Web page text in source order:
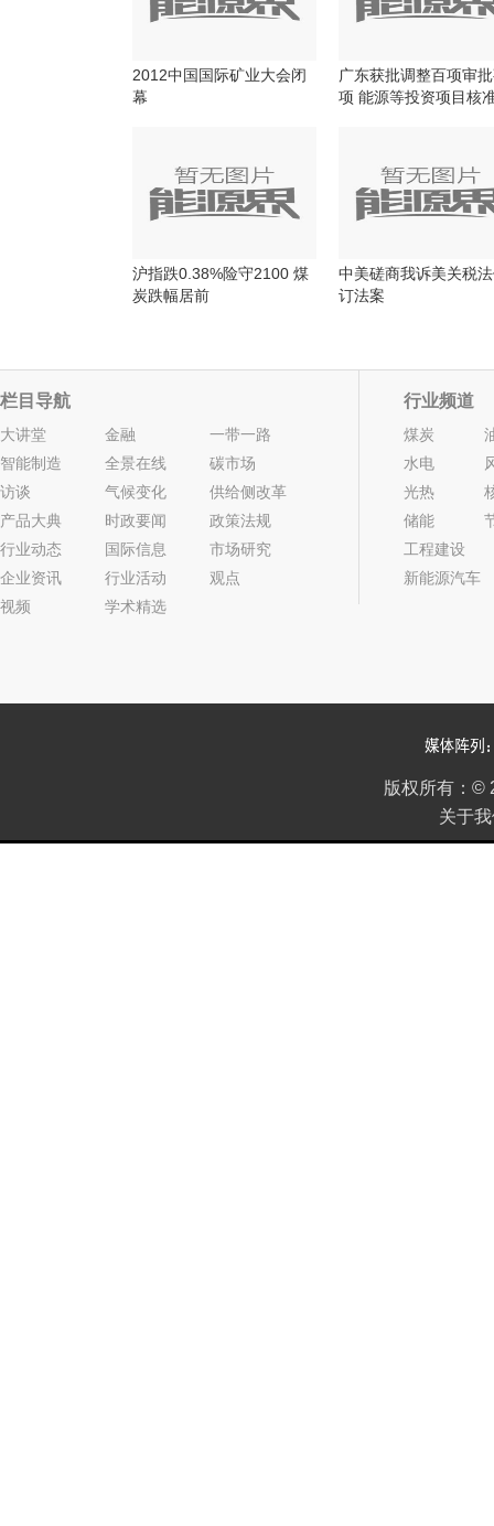
2012中国国际矿业大会闭
幕
广东获批调整百项审
项 能源等投资项目核
沪指跌0.38%险守2100 煤
炭跌幅居前
中美磋商我诉美关税
订法案
栏目导航
大讲堂 金融
一带一路
智能制造
全景在线
碳市场
访谈
气候变化
供给侧改革
产品大典
时政要闻
政策法规
行业动态
国际信息
市场研究
企业资讯
行业活动
观点
视频
学术精选
行业频道
煤炭
水电
光热
储能
工程建设
新能源汽车
版权所有： ©
关于